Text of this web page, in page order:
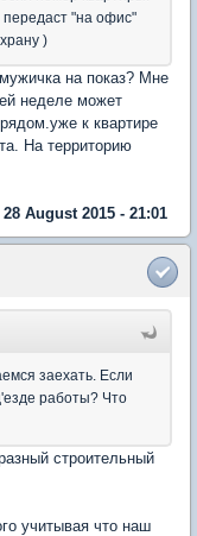
передаст "на офис"
)
на показ? Мне
неделе может
к квартире
На территорию
August 2015 - 21:01
заехать. Если
работы? Что
строительный
учитывая что наш